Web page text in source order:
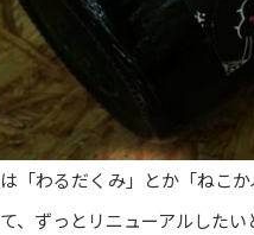
「わるだくみ」とか「ねこ
、ずっとリニューアルしたい